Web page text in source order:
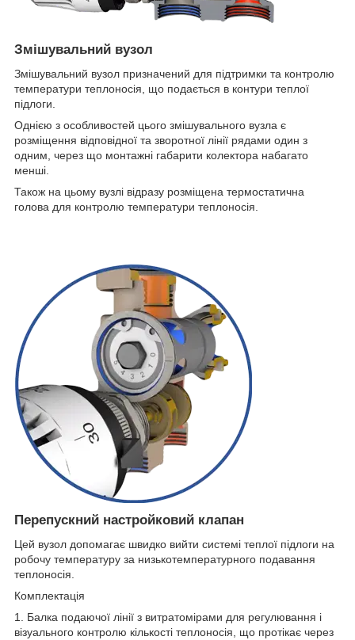
Змішувальний вузол
Змішувальний вузол призначений для підтримки та контролю
температури теплоносія, що подається в контури теплої
підлоги.
Однією з особливостей цього змішувального вузла є
розміщення відповідної та зворотної лінії рядами один з
одним, через що монтажні габарити колектора набагато
менші.
Також на цьому вузлі відразу розміщена термостатична
голова для контролю температури теплоносія.
Перепускний настройковий клапан
Цей вузол допомагає швидко вийти системі теплої підлоги на
робочу температуру за низькотемпературного подавання
теплоносія.
Комплектація
1. Балка подаючої лінії з витратомірами для регулювання і
візуального контролю кількості теплоносія, що протікає через